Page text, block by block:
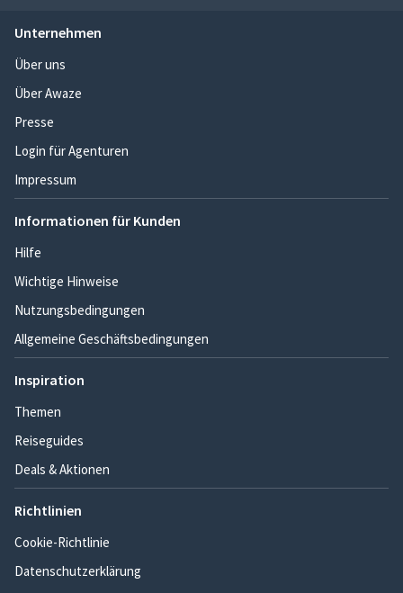
Unternehmen
Über uns
Über Awaze
Presse
Login für Agenturen
Impressum
Informationen für Kunden
Hilfe
Wichtige Hinweise
Nutzungsbedingungen
Allgemeine Geschäftsbedingungen
Inspiration
Themen
Reiseguides
Deals & Aktionen
Richtlinien
Cookie-Richtlinie
Datenschutzerklärung